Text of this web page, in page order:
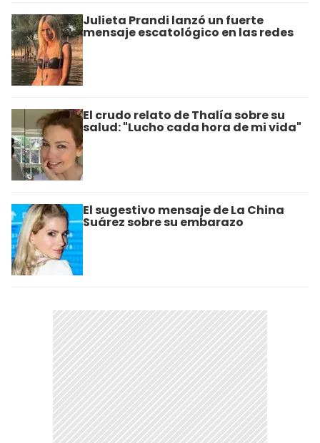
Julieta Prandi lanzó un fuerte
mensaje escatológico en las redes
El crudo relato de Thalía sobre su
salud: "Lucho cada hora de mi vida"
El sugestivo mensaje de La China
Suárez sobre su embarazo